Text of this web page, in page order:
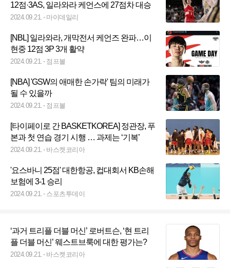
12점·3AS, 일라와라 케언스에 27점차 대승
2024.09.21. 마이데일리
[NBL] 일라와라, 개막전서 케언즈 완파…이
현중 12점 3P 3개 활약
2024.09.21. 점프볼
[NBA] 'GSW의 애매한 손가락' 팀의 미래가
될 수 있을까
2024.09.21. 점프볼
[타이페이로 간 BASKETKOREA] 정관장, 푸
본과 첫 연습 경기 시행 … 과제는 ‘기복’
2024.09.21. 바스켓코리아
'요스바니 25점' 대한항공, 컵대회서 KB손해
보험에 3-1 승리
2024.09.21. 스포츠투데이
‘과거 트리플 더블 머신’ 로버트슨, ‘현 트리
플 더블 머신’ 웨스트브룩에 대한 평가는?
2024.09.21. 바스켓코리아